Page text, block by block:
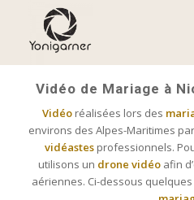
Vidéo de Mariage à
Vidéoréalisées lors des
environs des Alpes-Maritimes
vidéastesprofessionnels.
utilisons un drone vidéoafin
aériennes. Ci-dessous